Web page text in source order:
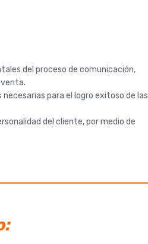
del proceso de comunicación,
para el logro exitoso de las
del cliente, por medio de